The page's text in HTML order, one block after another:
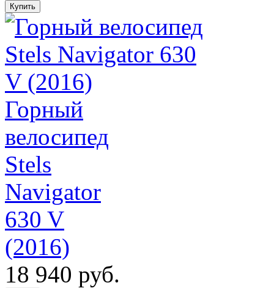
Горный
велосипед
Stels
Navigator
630 V
(2016)
18 940 руб.